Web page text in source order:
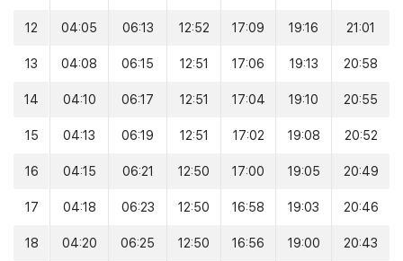
12 04:05 06:13 12:52 17:09 19:16 21:01
13 04:08 06:15 12:51 17:06 19:13 20:58
14 04:10 06:17 12:51 17:04 19:10 20:55
15 04:13 06:19 12:51 17:02 19:08 20:52
16 04:15 06:21 12:50 17:00 19:05 20:49
17 04:18 06:23 12:50 16:58 19:03 20:46
18 04:20 06:25 12:50 16:56 19:00 20:43